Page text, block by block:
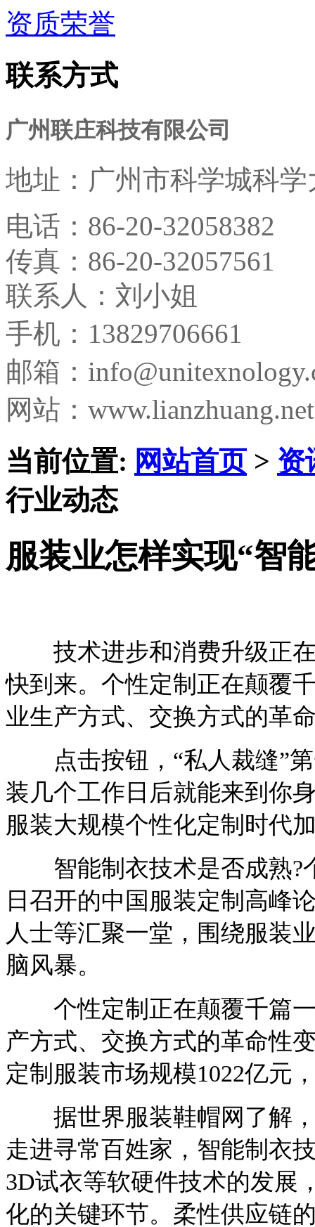
资质荣誉
联系方式
广州联庄科技有限公司
地址： 广州市科学城科
电话： 86-20-32058382
传真： 86-20-32057561
联系人：刘小姐
手机：13829706661
邮箱：
网站：www.lianzhuang.net
当前位置: 网站首页> 资
行业动态
服装业怎样实现“智
技术进步和消费升级正在
快到来。个性定制正在颠覆
业生产方式、交换方式的革
点击按钮，“私人裁缝”第
装几个工作日后就能来到你
服装大规模个性化定制时代
智能制衣技术是否成熟?
日召开的中国服装定制高峰
人士等汇聚一堂，围绕服装
脑风暴。
个性定制正在颠覆千篇一
产方式、交换方式的革命性
定制服装市场规模1022亿元
据世界服装鞋帽网了解，
走进寻常百姓家，智能制衣
3D试衣等软硬件技术的发展
化的关键环节。柔性供应链